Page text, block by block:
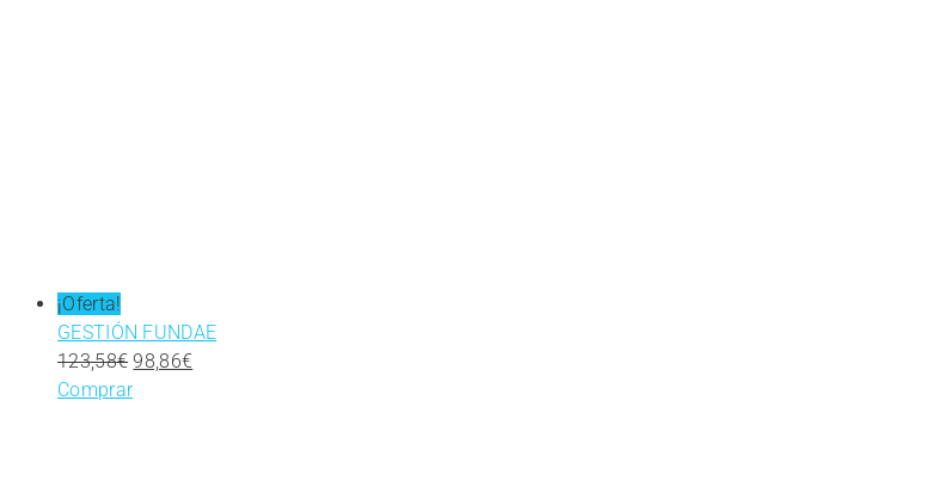
¡Oferta!
GESTIÓN FUNDAE
123,58€ El
precio
98,86€
Comprar